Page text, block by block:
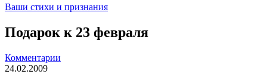
Ваши стихи и признания
Подарок к 23 февраля
Комментарии
24.02.2009